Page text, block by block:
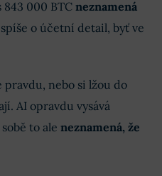
000 BTC neznamená
spíše o účetní detail, byť ve
nebo si lžou do
AI opravdu vysává
to ale neznamená, že